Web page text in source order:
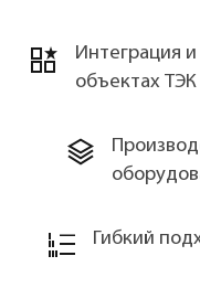
Интеграция
объектах ТЭК
Гибкий